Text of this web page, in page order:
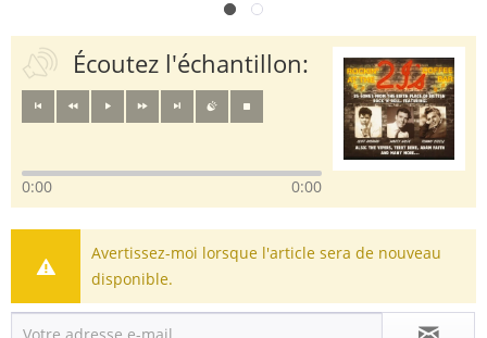
Écoutez l'échantillon:
0:00 0:00
Avertissez-moi lorsque l'article sera de nouveau
disponible.